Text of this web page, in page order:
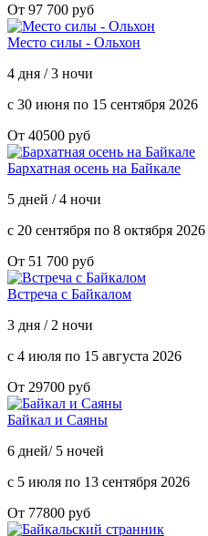
От 97 700 руб
Место силы - Ольхон
4 дня / 3 ночи
с 30 июня по 15 сентября 2026
От 40500 руб
Бархатная осень на Байкале
5 дней / 4 ночи
с 20 сентября по 8 октября 2026
От 51 700 руб
Встреча с Байкалом
3 дня / 2 ночи
с 4 июля по 15 августа 2026
От 29700 руб
Байкал и Саяны
6 дней/ 5 ночей
с 5 июля по 13 сентября 2026
От 77800 руб